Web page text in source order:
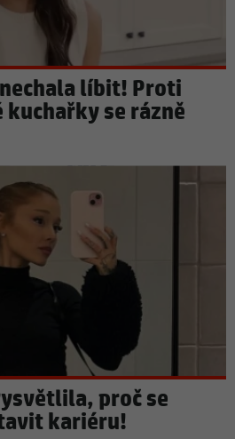
líbit! Proti
se rázně
proč se
kariéru!